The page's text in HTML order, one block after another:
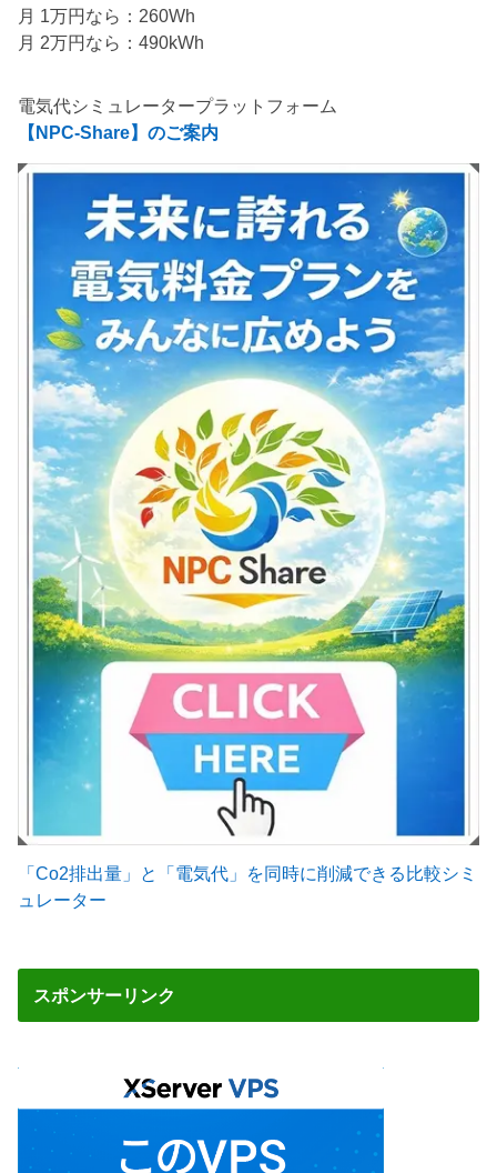
月 1万円なら：260Wh
月 2万円なら：490kWh
電気代シミュレータープラットフォーム
【NPC-Share】のご案内
「Co2排出量」と「電気代」を同時に削減できる比較シミ
ュレーター
スポンサーリンク